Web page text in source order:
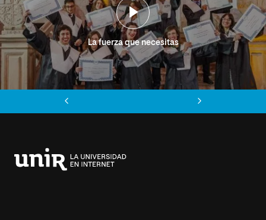
La fuerza que necesitas